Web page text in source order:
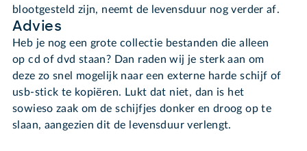
blootgesteld zijn, neemt de levensduur nog verder af.
Advies
Heb je nog een grote collectie bestanden die alleen
op cd of dvd staan? Dan raden wij je sterk aan om
deze zo snel mogelijk naar een externe harde schijf of
usb-stick te kopiëren. Lukt dat niet, dan is het
sowieso zaak om de schijfjes donker en droog op te
slaan, aangezien dit de levensduur verlengt.